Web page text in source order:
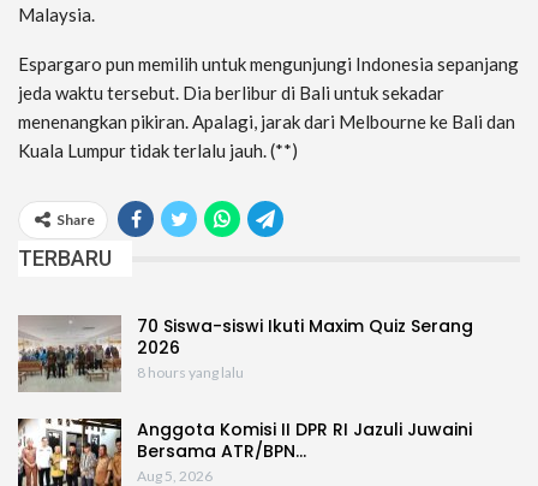
Malaysia.
Espargaro pun memilih untuk mengunjungi Indonesia sepanjang
jeda waktu tersebut. Dia berlibur di Bali untuk sekadar
menenangkan pikiran. Apalagi, jarak dari Melbourne ke Bali dan
Kuala Lumpur tidak terlalu jauh. (**)
Share
TERBARU
70 Siswa-siswi Ikuti Maxim Quiz Serang
2026
8 hours yang lalu
Anggota Komisi II DPR RI Jazuli Juwaini
Bersama ATR/BPN…
Aug 5, 2026